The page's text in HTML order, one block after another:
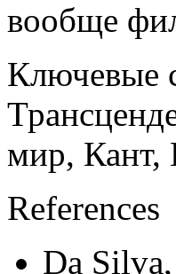
вообще
Ключевые
мир, Кант,
References
Da